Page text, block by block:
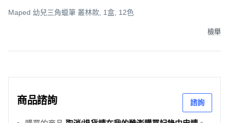
Maped 幼兒三角蠟筆 叢林款, 1盒, 12色
檢舉
商品諮詢 諮詢